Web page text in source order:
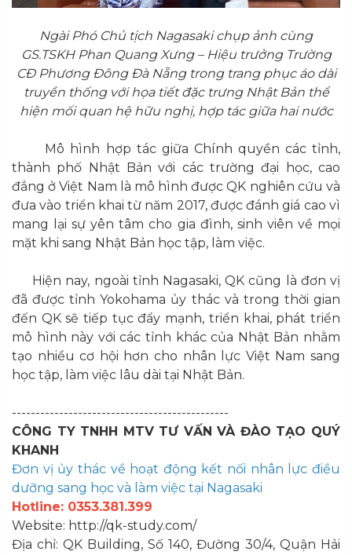
Ngài Phó Chủ tịch Nagasaki chụp ảnh cùng
GS.TSKH Phan Quang Xưng – Hiệu trưởng Trường
CĐ Phương Đông Đà Nẵng trong trang phục áo dài
truyền thống với họa tiết đặc trưng Nhật Bản thể
hiện mối quan hệ hữu nghị, hợp tác giữa hai nước
Mô hình hợp tác giữa Chính quyền các tỉnh,
thành phố Nhật Bản với các trường đại học, cao
đẳng ở Việt Nam là mô hình được QK nghiên cứu và
đưa vào triển khai từ năm 2017, được đánh giá cao vì
mang lại sự yên tâm cho gia đình, sinh viên về mọi
mặt khi sang Nhật Bản học tập, làm việc.
Hiện nay, ngoài tỉnh Nagasaki, QK cũng là đơn vị
đã được tỉnh Yokohama ủy thác và trong thời gian
đến QK sẽ tiếp tục đẩy mạnh, triển khai, phát triển
mô hình này với các tỉnh khác của Nhật Bản nhằm
tạo nhiều cơ hội hơn cho nhân lực Việt Nam sang
học tập, làm việc lâu dài tại Nhật Bản.
----------------------------------------------
CÔNG TY TNHH MTV TƯ VẤN VÀ ĐÀO TẠO QUÝ
KHANH
Đơn vị ủy thác về hoạt động kết nối nhân lực điều
dưỡng sang học và làm việc tại Nagasaki
Hotline: 0353.381.399
Website: http://qk-study.com/
Địa chỉ: QK Building, Số 140, Đường 30/4, Quận Hải